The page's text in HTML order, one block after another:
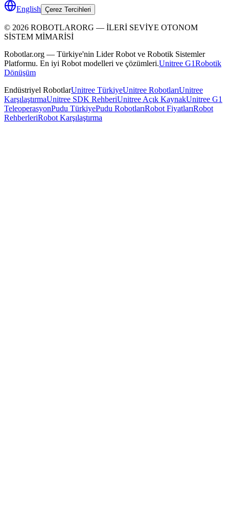
English Çerez Tercihleri
© 2026 ROBOTLARORG — İLERİ SEVİYE OTONOM
SİSTEM MİMARİSİ
Robotlar.org — Türkiye'nin Lider Robot ve Robotik Sistemler
Platformu. En iyi Robot modelleri ve çözümleri.Unitree G1Robotik
Dönüşüm
Endüstriyel RobotlarUnitree TürkiyeUnitree RobotlarıUnitree
KarşılaştırmaUnitree SDK RehberiUnitree Açık KaynakUnitree G1
TeleoperasyonPudu TürkiyePudu RobotlarıRobot FiyatlarıRobot
RehberleriRobot Karşılaştırma